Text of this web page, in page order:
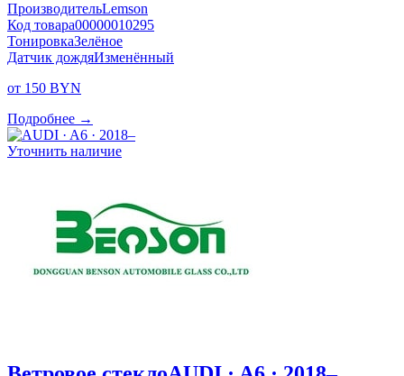
ПроизводительLemson
Код товара00000010295
ТонировкаЗелёное
Датчик дождяИзменённый
от 150 BYN
Подробнее →
Уточнить наличие